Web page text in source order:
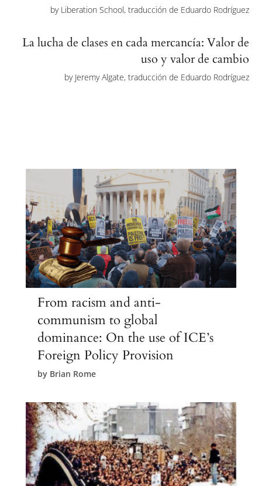
by Liberation School, traducción de Eduardo Rodríguez
La lucha de clases en cada mercancía: Valor de
uso y valor de cambio
by Jeremy Algate, traducción de Eduardo Rodríguez
From racism and anti-
communism to global
dominance: On the use of ICE’s
Foreign Policy Provision
by Brian Rome